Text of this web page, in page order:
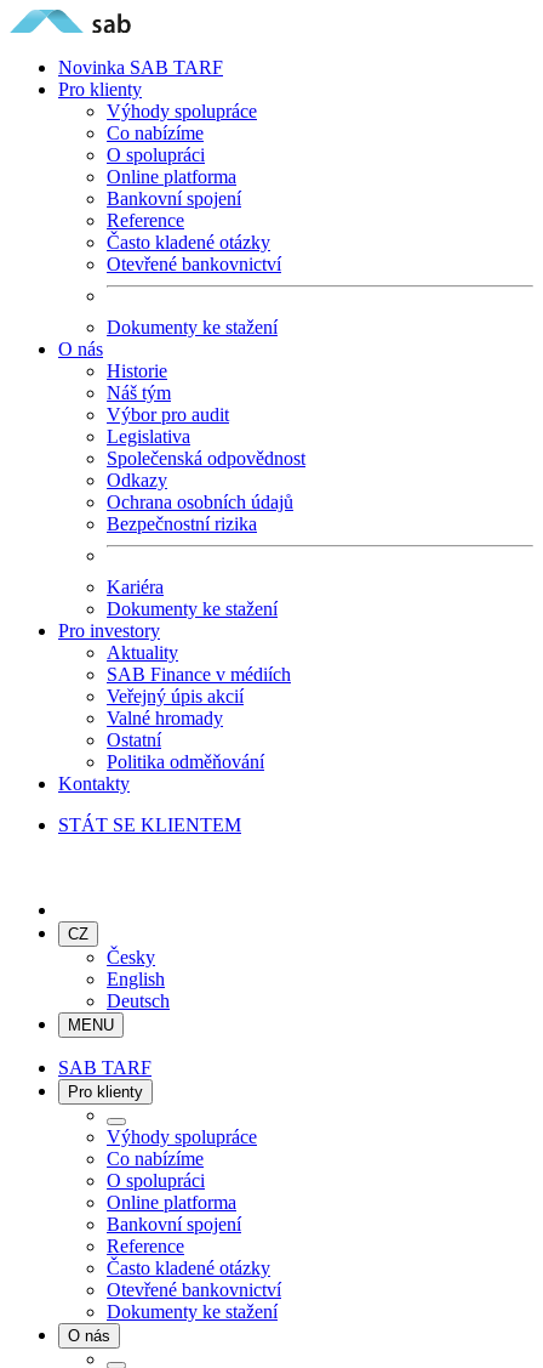
Novinka SAB TARF
Pro klienty
Výhody spolupráce
Co nabízíme
O spolupráci
Online platforma
Bankovní spojení
Reference
Často kladené otázky
Otevřené bankovnictví
Dokumenty ke stažení
O nás
Historie
Náš tým
Výbor pro audit
Legislativa
Společenská odpovědnost
Odkazy
Ochrana osobních údajů
Bezpečnostní rizika
Kariéra
Dokumenty ke stažení
Pro investory
Aktuality
SAB Finance v médiích
Veřejný úpis akcií
Valné hromady
Ostatní
Politika odměňování
Kontakty
STÁT SE KLIENTEM
CZ
Česky
English
Deutsch
MENU
SAB TARF
Pro klienty
Výhody spolupráce
Co nabízíme
O spolupráci
Online platforma
Bankovní spojení
Reference
Často kladené otázky
Otevřené bankovnictví
Dokumenty ke stažení
O nás